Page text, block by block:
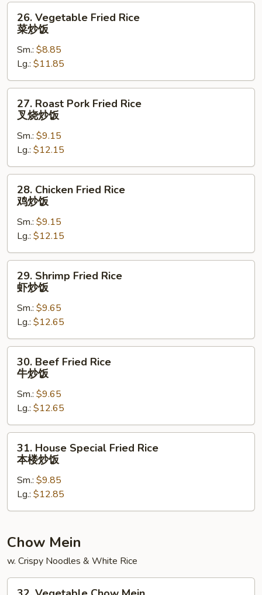
饭
Vegetable
Fried
Rice
炒
饭
26. Vegetable Fried Rice
菜炒饭
Sm.: $8.85
Lg.: $11.85
Roast
Pork
Fried
Rice
叉
烧
27. Roast Pork Fried Rice
叉烧炒饭
Sm.: $9.15
Lg.: $12.15
Chicken
Fried
Rice
炒
饭
28. Chicken Fried Rice
鸡炒饭
Sm.: $9.15
Lg.: $12.15
Shrimp
Fried
Rice
炒
饭
29. Shrimp Fried Rice
虾炒饭
Sm.: $9.65
Lg.: $12.65
Beef
Fried
Rice
炒
饭
30. Beef Fried Rice
牛炒饭
Sm.: $9.65
Lg.: $12.65
House
Special
Fried
Rice
本
炒
31. House Special Fried Rice
本楼炒饭
Sm.: $9.85
Lg.: $12.85
Chow Mein
w. Crispy Noodles & White Rice